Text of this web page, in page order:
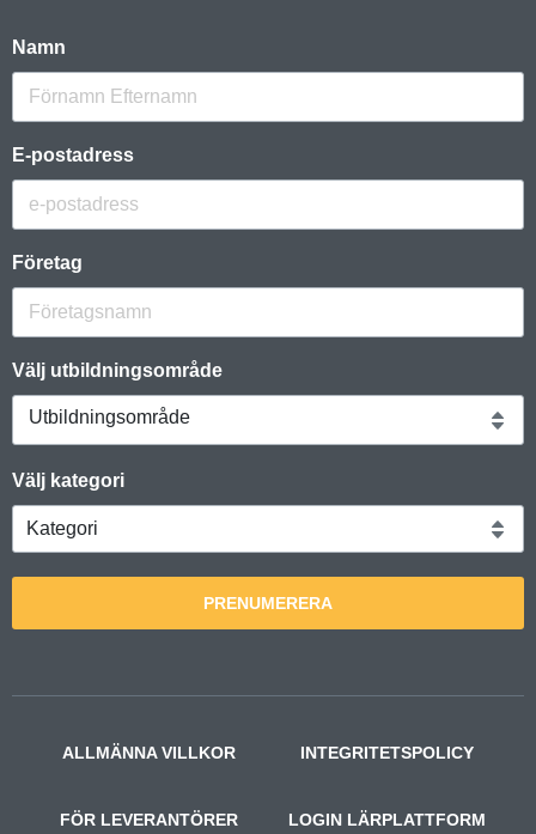
Namn
E-postadress
Företag
Välj utbildningsområde
Utbildningsområde
Välj kategori
PRENUMERERA
ALLMÄNNA VILLKOR INTEGRITETSPOLICY
FÖR LEVERANTÖRER LOGIN LÄRPLATTFORM